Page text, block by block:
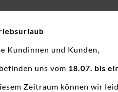
Kundinnen und Kunden,
uns vom 18.07. bis
Zeitraum können wir